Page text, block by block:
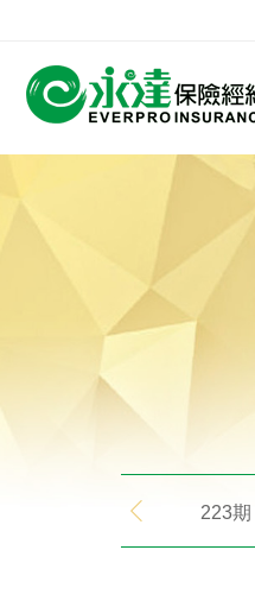
關於永達
業務發展
MDRT
客戶服務
網站連結
223期